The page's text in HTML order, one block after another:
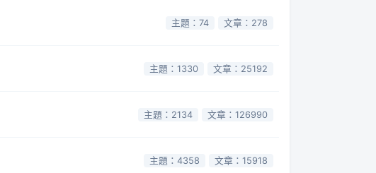
主題：74 文章：278
主題：1330 文章：25192
主題：2134 文章：126990
主題：4358 文章：15918